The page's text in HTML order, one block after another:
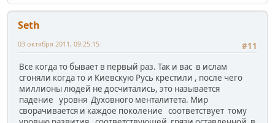
Seth
#11
03 октября 2011, 09:25:15
Все когда то бывает в первый раз. Так и вас в ислам
сгоняли когда то и Киевскую Русь крестили , после чего
миллионы людей не досчитались, это называется
падение уровня Духовного менталитета. Мир
сворачивается и каждое поколение соответствует тому